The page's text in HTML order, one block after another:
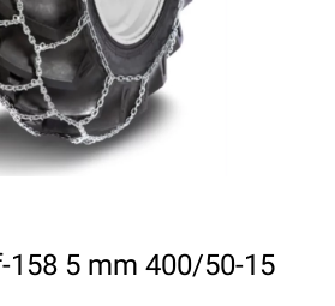
158 5 mm 400/50-15